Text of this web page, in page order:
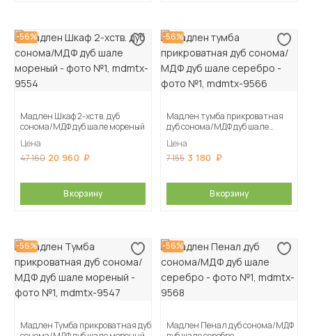
-56%
Мадлен Шкаф 2-хств. дуб
сонома/МДФ дуб шале мореный
Цена
47 160 20 960
В корзину
-56%
Мадлен тумба прикроватная
дуб сонома/МДФ дуб шале
Цена
7 155 3 180
В корзину
-56%
Мадлен Тумба прикроватная дуб
-56%
Мадлен Пенал дуб сонома/МДФ